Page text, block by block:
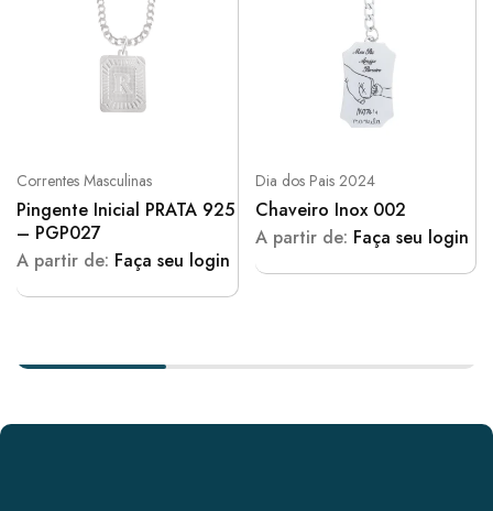
Correntes Masculinas
Pingente Inicial PRATA 925
– PGP027
A partir de: Faça seu login
Dia dos Pais 2024
Chaveiro Inox 002
A partir de: Faça seu login